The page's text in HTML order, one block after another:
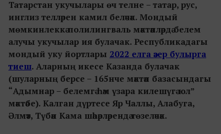
Татарстан укучылары өч телне – татар, рус,
инглиз телләрен камил беләчәк. Мондый
мөмкинлеккә полилингваль мәктәпләрдә белем
алучы укучылар ия булачак. Республикадагы
мондый уку йортлары 2022 елга әзер булырга
тиеш. Аларның икесе Казанда булачак
(шуларның берсе – 165нче мәктәп базасындагы
“Адымнар – белемгә һәм үзара килешүгә юл”
мәктәбе). Калган дүртесе Яр Чаллы, Алабуга,
Әлмәт, Түбән Кама шәһәрләрендә төзеләчәк.